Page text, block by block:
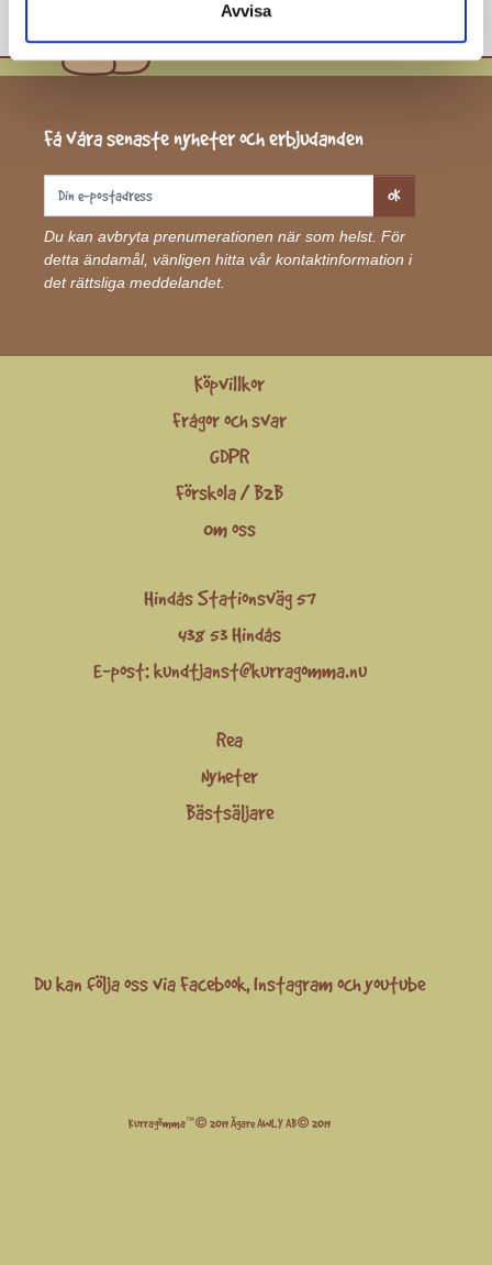
Avvisa
Få våra senaste nyheter och erbjudanden
OK
Du kan avbryta prenumerationen när som helst. För
detta ändamål, vänligen hitta vår kontaktinformation i
det rättsliga meddelandet.
Köpvillkor
Frågor och svar
GDPR
Förskola / B2B
Om oss
Hindås Stationsväg 57
438 53 Hindås
E-post:kundtjanst@kurragomma.nu
Rea
Nyheter
Bästsäljare
Du kan följa oss viaFacebook,Instagramochyoutube
Kurragömma™© 2019 Ägare AWLY AB© 2019